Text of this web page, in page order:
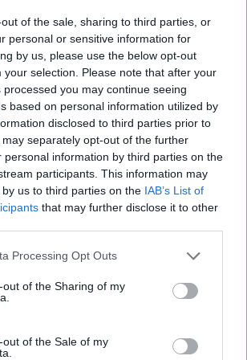
of the sale, sharing to third parties, or
personal or sensitive information for
by us, please use the below opt-out
your selection. Please note that after your
you may continue seeing
based on personal information utilized by
disclosed to third parties prior to
separately opt-out of the further
personal information by third parties on the
participants. This information may
us to third parties on the IAB’s List of
that may further disclose it to other
website/app uses one or more Google
visit or usage behaviour. You may click to
to Google and its third-party tags to
specified purposes in below Google
Processing Opt Outs
out of the Sharing of my
out of the Sale of my
27.
meg egy magyar rendszámú
az osztrák határ mellett. Három
még a tragédia bekövetkezte
le az osztrák hatóságok. A
jókedvükben jönnek, hanem azért,
Nem gyilkolni jönnek,…